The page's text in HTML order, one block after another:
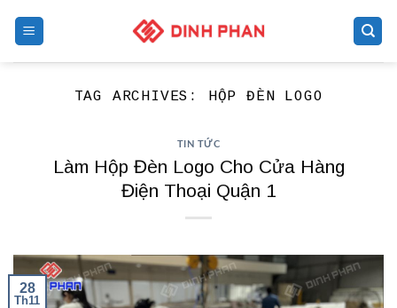
TAG ARCHIVES: HỘP ĐÈN LOGO
TIN TỨC
Làm Hộp Đèn Logo Cho Cửa Hàng
Điện Thoại Quận 1
28
Th11